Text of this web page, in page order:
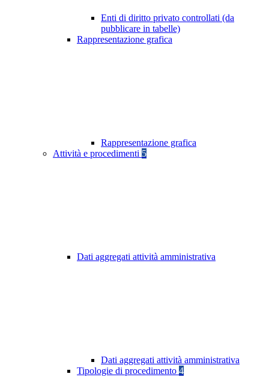
Enti di diritto privato controllati (da
pubblicare in tabelle)
Rappresentazione grafica
Rappresentazione grafica
Attività e procedimenti 5
Dati aggregati attività amministrativa
Dati aggregati attività amministrativa
Tipologie di procedimento 4